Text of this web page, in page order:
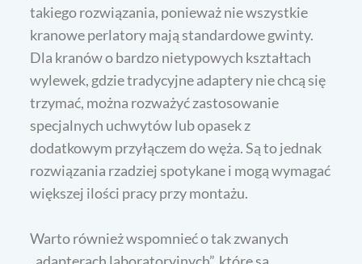
takiego rozwiązania, ponieważ nie wszystkie
kranowe perlatory mają standardowe gwinty.
Dla kranów o bardzo nietypowych kształtach
wylewek, gdzie tradycyjne adaptery nie chcą się
trzymać, można rozważyć zastosowanie
specjalnych uchwytów lub opasek z
dodatkowym przyłączem do węża. Są to jednak
rozwiązania rzadziej spotykane i mogą wymagać
większej ilości pracy przy montażu.
Warto również wspomnieć o tak zwanych